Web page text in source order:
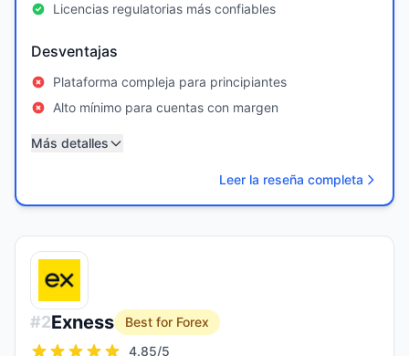
Licencias regulatorias más confiables
Desventajas
Plataforma compleja para principiantes
Alto mínimo para cuentas con margen
Más detalles
Leer la reseña completa
#2Exness
Best for Forex
4.85/5